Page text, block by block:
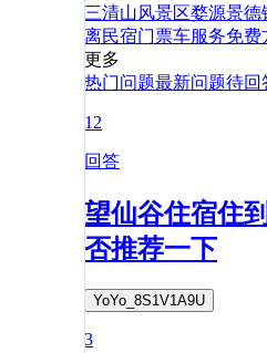
三清山风景区婺源景德
离民宿门票车服务免费
更多
热门问题最新问题待回
12
回答
望仙谷住宿住
否推荐一下
YoYo_8S1V1A9U
3